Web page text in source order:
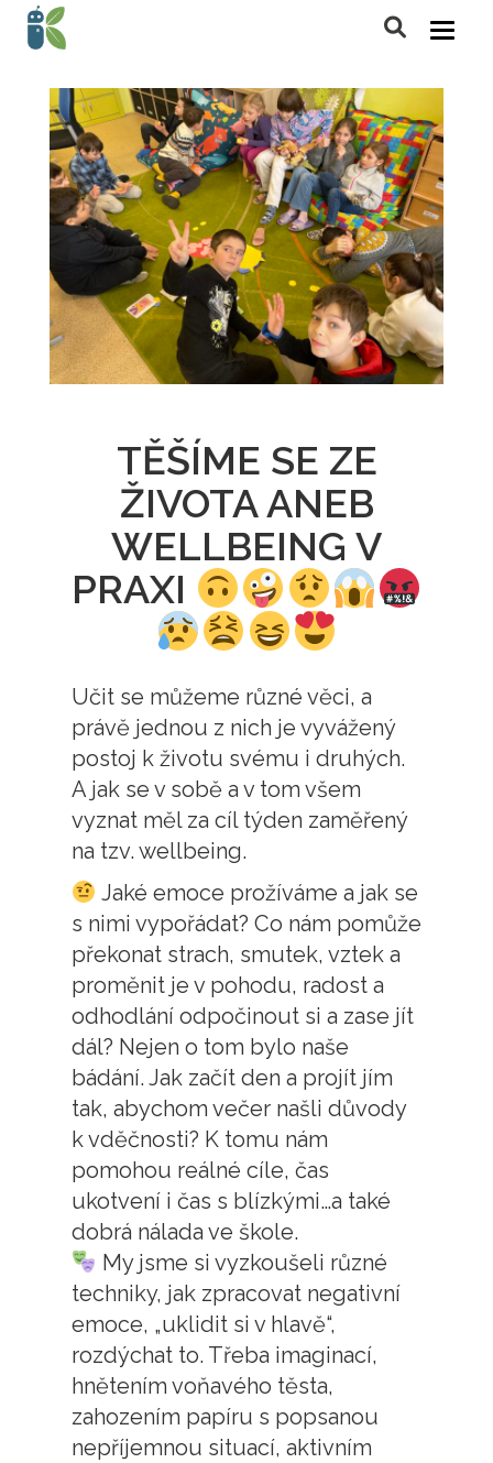
TĚŠÍME SE ZE
ŽIVOTA ANEB
WELLBEING V
PRAXI
Učit se můžeme různé věci, a
právě jednou z nich je vyvážený
postoj k životu svému i druhých.
A jak se v sobě a v tom všem
vyznat měl za cíl týden zaměřený
na tzv. wellbeing.
Jaké emoce prožíváme a jak se
s nimi vypořádat? Co nám pomůže
překonat strach, smutek, vztek a
proměnit je v pohodu, radost a
odhodlání odpočinout si a zase jít
dál? Nejen o tom bylo naše
bádání. Jak začít den a projít jím
tak, abychom večer našli důvody
k vděčnosti? K tomu nám
pomohou reálné cíle, čas
ukotvení i čas s blízkými…a také
dobrá nálada ve škole.
My jsme si vyzkoušeli různé
techniky, jak zpracovat negativní
emoce, „uklidit si v hlavě“,
rozdýchat to. Třeba imaginací,
hnětením voňavého těsta,
zahozením papíru s popsanou
nepříjemnou situací, aktivním